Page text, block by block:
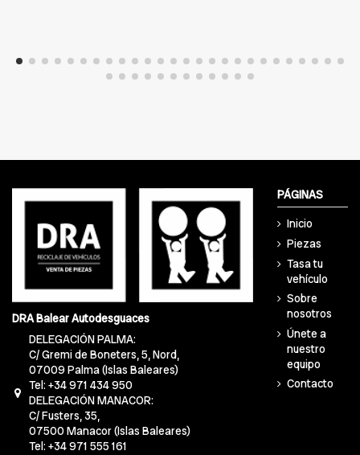
DRA Balear Autodesguaces
DELEGACIÓN PALMA:
C/ Gremi de Boneters, 5, Nord,
07009 Palma (Islas Baleares)
Tel: +34 971 434 950
DELEGACIÓN MANACOR:
C/ Fusters, 35,
07500 Manacor (Islas Baleares)
Tel: +34 971 555 161
PÁGINAS
Inicio
Piezas
Tasa tu
vehículo
Sobre
nosotros
Únete a
nuestro
equipo
Contacto